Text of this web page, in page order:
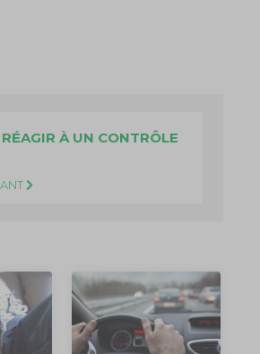
À UN CONTRÔLE